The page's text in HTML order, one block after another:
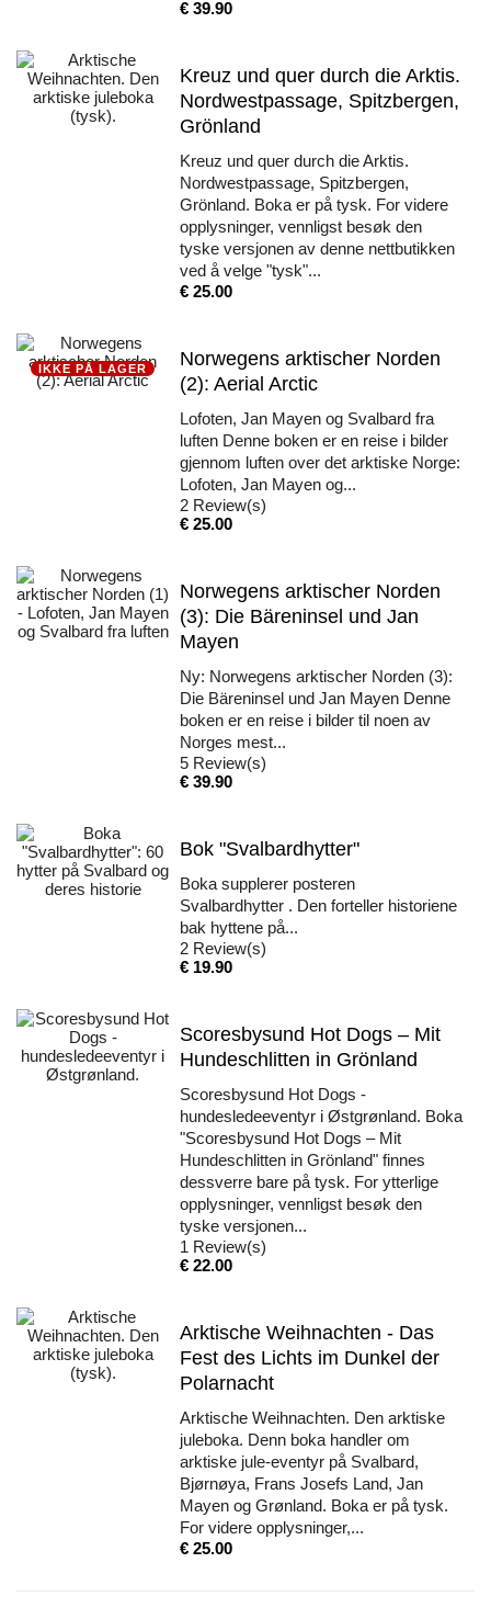
Pris
€ 39.90
Kreuz und quer durch die Arktis.
Nordwestpassage, Spitzbergen,
Grönland
Kreuz und quer durch die Arktis.
Nordwestpassage, Spitzbergen,
Grönland. Boka er på tysk. For videre
opplysninger, vennligst besøk den
tyske versjonen av denne nettbutikken
ved å velge "tysk"...
Pris
€ 25.00
IKKE PÅ LAGER
Norwegens arktischer Norden
(2): Aerial Arctic
Lofoten, Jan Mayen og Svalbard fra
luften Denne boken er en reise i bilder
gjennom luften over det arktiske Norge:
Lofoten, Jan Mayen og...
2 Review(s)
Pris
€ 25.00
Norwegens arktischer Norden
(3): Die Bäreninsel und Jan
Mayen
Ny: Norwegens arktischer Norden (3):
Die Bäreninsel und Jan Mayen Denne
boken er en reise i bilder til noen av
Norges mest...
5 Review(s)
Pris
€ 39.90
Bok "Svalbardhytter"
Boka supplerer posteren
Svalbardhytter . Den forteller historiene
bak hyttene på...
2 Review(s)
Pris
€ 19.90
Scoresbysund Hot Dogs – Mit
Hundeschlitten in Grönland
Scoresbysund Hot Dogs -
hundesledeeventyr i Østgrønland. Boka
"Scoresbysund Hot Dogs – Mit
Hundeschlitten in Grönland" finnes
dessverre bare på tysk. For ytterlige
opplysninger, vennligst besøk den
tyske versjonen...
1 Review(s)
Pris
€ 22.00
Arktische Weihnachten - Das
Fest des Lichts im Dunkel der
Polarnacht
Arktische Weihnachten. Den arktiske
juleboka. Denn boka handler om
arktiske jule-eventyr på Svalbard,
Bjørnøya, Frans Josefs Land, Jan
Mayen og Grønland. Boka er på tysk.
For videre opplysninger,...
Pris
€ 25.00